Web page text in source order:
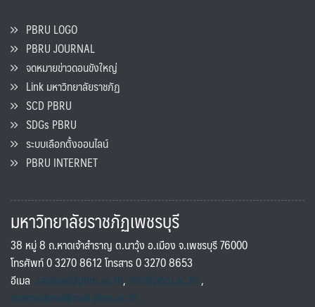
PBRU LOGO
PBRU JOURNAL
จดหมายข่าวดอนขังใหญ่
Link มหาวิทยาลัยราชภัฏ
SCD PBRU
SDGs PBRU
ระบบเลือกตั้งออนไลน์
PBRU INTERNET
มหาวิทยาลัยราชภัฏเพชรบุรี
38 หมู่ 8 ถ.หาดเจ้าสำราญ ต.นาวุ้ง อ.เมือง จ.เพชรบุรี 76000
โทรศัพท์ 0 3270 8612 โทรสาร 0 3270 8653
อีเมล saraban@pbru.ac.th, info@pbru.ac.th,
international@mail.pbru.ac.th